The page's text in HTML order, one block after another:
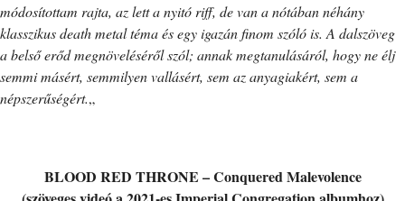
módosítottam rajta, az lett a nyitó riff, de van a nótában néhány
klasszikus death metal téma és egy igazán finom szóló is. A dalszöveg
a belső erőd megnöveléséről szól; annak megtanulásáról, hogy ne élj
semmi másért, semmilyen vallásért, sem az anyagiakért, sem a
népszerűségért.„
BLOOD RED THRONE – Conquered Malevolence